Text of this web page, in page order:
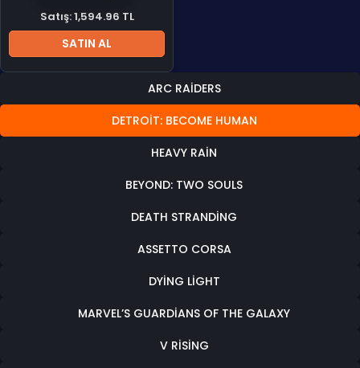
Satış: 1,594.96 TL
SATIN AL
ARC RAIDERS
DETROIT: BECOME HUMAN
HEAVY RAIN
BEYOND: TWO SOULS
DEATH STRANDING
ASSETTO CORSA
DYING LIGHT
MARVEL’S GUARDIANS OF THE GALAXY
V RISING